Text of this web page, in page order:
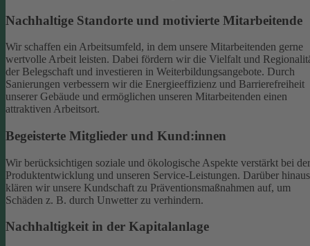
Nachhaltige Standorte und motivierte Mitarbeitende
Wir schaffen ein Arbeitsumfeld, in dem unsere Mitarbeitenden gerne
wertvolle Arbeit leisten. Dabei fördern wir die Vielfalt und
der Belegschaft und investieren in Weiterbildungsangebote. Durch
Sanierungen verbessern wir die Energieeffizienz und Barrierefreiheit
unserer Gebäude und ermöglichen unseren Mitarbeitenden einen
attraktiven Arbeitsort.
Begeisterte Mitglieder und Kund:innen
Wir berücksichtigen soziale und ökologische Aspekte verstärkt bei der
Produktentwicklung und unseren Service-Leistungen. Darüber hinaus
klären wir unsere Kundschaft zu Präventionsmaßnahmen auf, um
Schäden z. B. durch Unwetter zu verhindern.
Nachhaltigkeit in der Kapitalanlage